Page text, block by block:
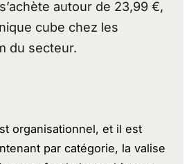
autour de 23,99 €,
cube chez les
du secteur.
organisationnel, et il est
par catégorie, la valise